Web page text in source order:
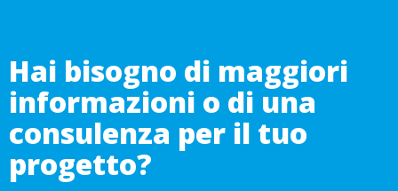
Hai bisogno di maggiori
informazioni o di una
consulenza per il tuo
progetto?